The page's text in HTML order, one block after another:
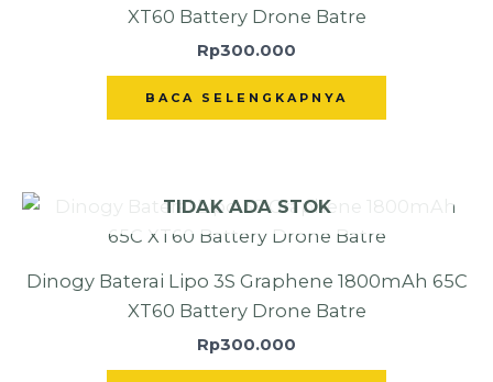
XT60 Battery Drone Batre
Rp300.000
BACA SELENGKAPNYA
TIDAK ADA STOK
Dinogy Baterai Lipo 3S Graphene 1800mAh 65C
XT60 Battery Drone Batre
Rp300.000